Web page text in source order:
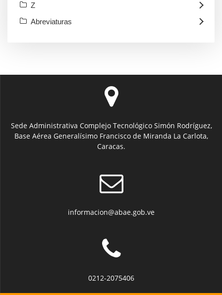
Z
Abreviaturas
Sede Administrativa Complejo Tecnológico Simón Rodríguez,
Base Aérea Generalísimo Francisco de Miranda La Carlota,
Caracas.
informacion@abae.gob.ve
0212-2075406